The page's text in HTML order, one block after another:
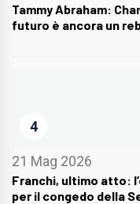
Tammy Abraham:
futuro è ancora un
4
21 Mag 2026
Franchi, ultimo atto:
per il congedo della